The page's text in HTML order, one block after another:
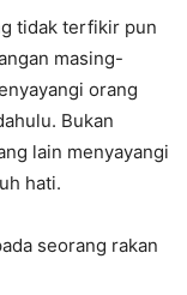
tidak terfikir pun
masing-
orang
Bukan
lain menyayangi
hati.
seorang rakan